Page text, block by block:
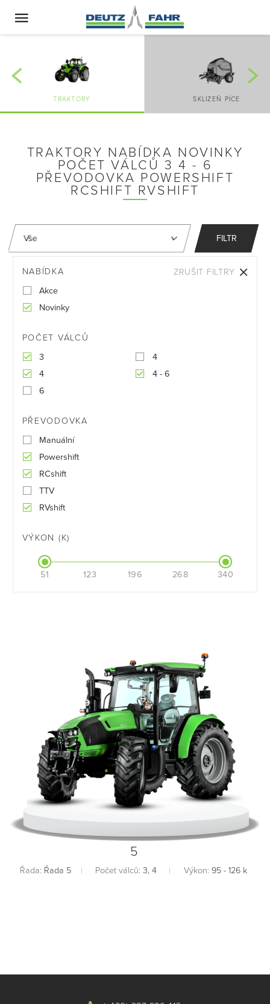
TRAKTORY SKLIZEŇ PÍCE
TRAKTORY NABÍDKA NOVINKY
POČET VÁLCŮ 3 4 - 6
PŘEVODOVKA POWERSHIFT
RCSHIFT RVSHIFT
FILTR
NABÍDKA
Akce
Novinky
POČET VÁLCŮ
3
4
4
4 - 6
6
PŘEVODOVKA
Manuální
Powershift
RCshift
TTV
RVshift
VÝKON (K)
51 123 196 268 340
ZRUŠIT FILTRY
5
Řada: Řada 5 Počet válců: 3, 4 Výkon: 95 - 126 k